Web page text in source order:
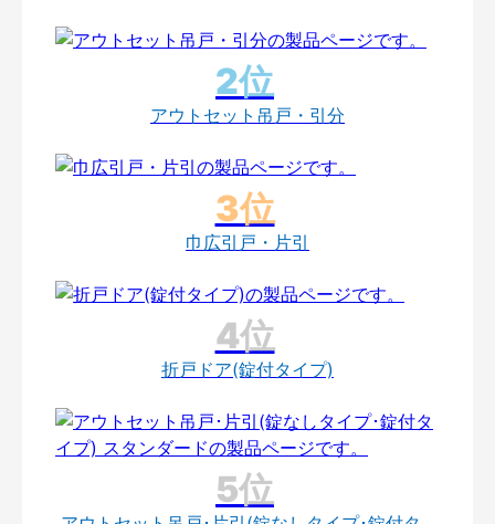
アウトセット吊戸・引分
巾広引戸・片引
折戸ドア(錠付タイプ)